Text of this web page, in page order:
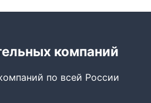
компаний
по всей России